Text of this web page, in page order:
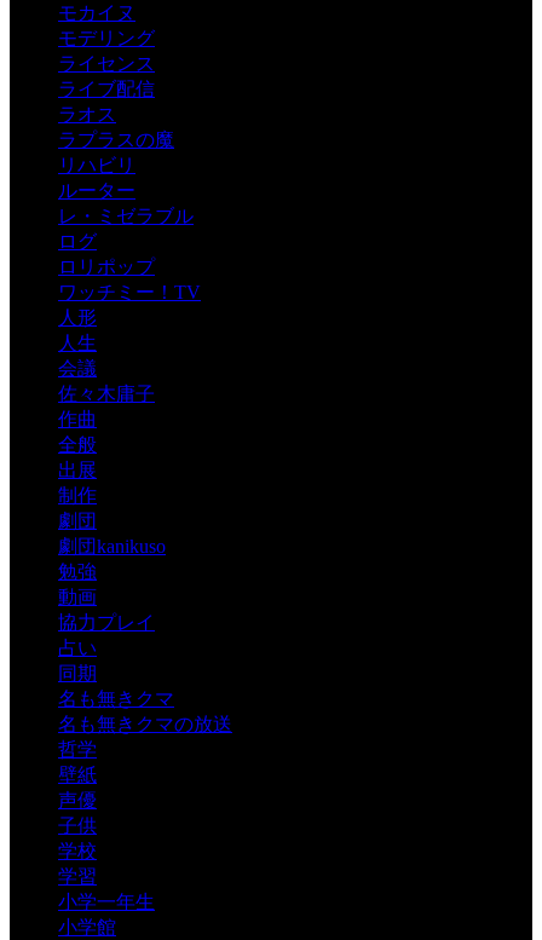
モカイヌ
モデリング
ライセンス
ライブ配信
ラオス
ラプラスの魔
リハビリ
ルーター
レ・ミゼラブル
ログ
ロリポップ
ワッチミー！TV
人形
人生
会議
佐々木庸子
作曲
全般
出展
制作
劇団
劇団kanikuso
勉強
動画
協力プレイ
占い
同期
名も無きクマ
名も無きクマの放送
哲学
壁紙
声優
子供
学校
学習
小学一年生
小学館